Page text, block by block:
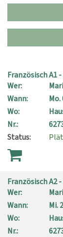
Französisch A1
Wer:
Wann:
Mo.
Wo:
Nr.:
Status:
Französisch A2
Wer:
Wann:
Mi.
Wo:
Nr.: